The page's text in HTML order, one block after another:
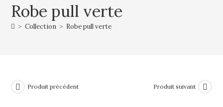
Robe pull verte
> Collection > Robe pull verte
Produit précédent Produit suivant